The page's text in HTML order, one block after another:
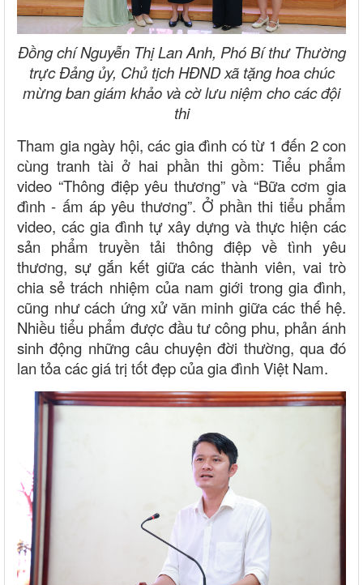
Đồng chí Nguyễn Thị Lan Anh, Phó Bí thư Thường
trực Đảng ủy, Chủ tịch HĐND xã tặng hoa chúc
mừng ban giám khảo và cờ lưu niệm cho các đội
thi
Tham gia ngày hội, các gia đình có từ 1 đến 2 con
cùng tranh tài ở hai phần thi gồm: Tiểu phẩm
video “Thông điệp yêu thương” và “Bữa cơm gia
đình - ấm áp yêu thương”. Ở phần thi tiểu phẩm
video, các gia đình tự xây dựng và thực hiện các
sản phẩm truyền tải thông điệp về tình yêu
thương, sự gắn kết giữa các thành viên, vai trò
chia sẻ trách nhiệm của nam giới trong gia đình,
cũng như cách ứng xử văn minh giữa các thế hệ.
Nhiều tiểu phẩm được đầu tư công phu, phản ánh
sinh động những câu chuyện đời thường, qua đó
lan tỏa các giá trị tốt đẹp của gia đình Việt Nam.